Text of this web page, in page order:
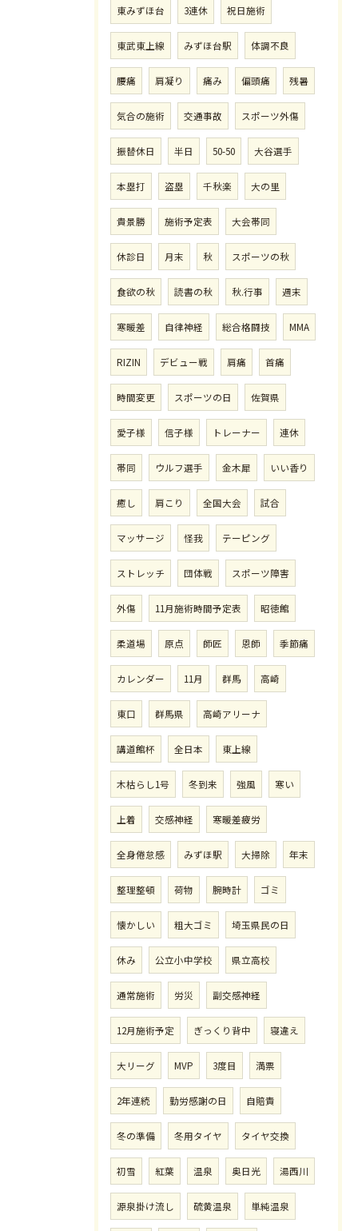
東みずほ台 3連休 祝日施術
東武東上線 みずほ台駅 体調不良
腰痛 肩凝り 痛み 偏頭痛 残暑
気合の施術 交通事故 スポーツ外傷
振替休日 半日 50-50 大谷選手
本塁打 盗塁 千秋楽 大の里
貴景勝 施術予定表 大会帯同
休診日 月末 秋 スポーツの秋
食欲の秋 読書の秋 秋.行事 週末
寒暖差 自律神経 総合格闘技 MMA
RIZIN デビュー戦 肩痛 首痛
時間変更 スポーツの日 佐賀県
愛子様 信子様 トレーナー 連休
帯同 ウルフ選手 金木犀 いい香り
癒し 肩こり 全国大会 試合
マッサージ 怪我 テーピング
ストレッチ 団体戦 スポーツ障害
外傷 11月施術時間予定表 昭徳館
柔道場 原点 師匠 恩師 季節痛
カレンダー 11月 群馬 高崎
東口 群馬県 高崎アリーナ
講道館杯 全日本 東上線
木枯らし1号 冬到来 強風 寒い
上着 交感神経 寒暖差疲労
全身倦怠感 みずほ駅 大掃除 年末
整理整頓 荷物 腕時計 ゴミ
懐かしい 粗大ゴミ 埼玉県民の日
休み 公立小中学校 県立高校
通常施術 労災 副交感神経
12月施術予定 ぎっくり背中 寝違え
大リーグ MVP 3度目 満票
2年連続 勤労感謝の日 自賠責
冬の準備 冬用タイヤ タイヤ交換
初雪 紅葉 温泉 奥日光 湯西川
源泉掛け流し 硫黄温泉 単純温泉